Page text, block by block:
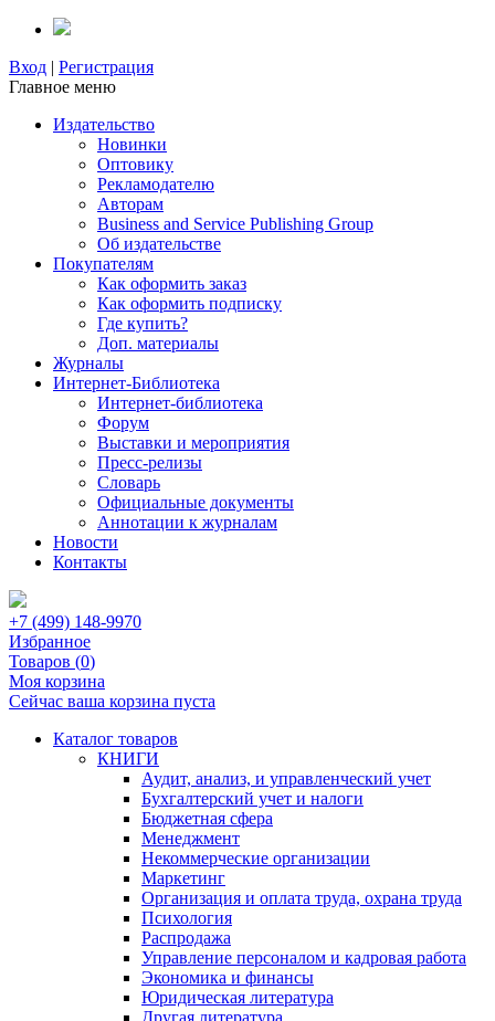
Вход | Регистрация
Главное меню
Издательство
Новинки
Оптовику
Рекламодателю
Авторам
Business and Service Publishing Group
Об издательстве
Покупателям
Как оформить заказ
Как оформить подписку
Где купить?
Доп. материалы
Журналы
Интернет-Библиотека
Интернет-библиотека
Форум
Выставки и мероприятия
Пресс-релизы
Словарь
Официальные документы
Аннотации к журналам
Новости
Контакты
+7 (499) 148-9970
Избранное
Товаров (0)
Моя корзина
Сейчас ваша корзина пуста
Каталог товаров
КНИГИ
Аудит, анализ, и управленческий учет
Бухгалтерский учет и налоги
Бюджетная сфера
Менеджмент
Некоммерческие организации
Маркетинг
Организация и оплата труда, охрана труда
Психология
Распродажа
Управление персоналом и кадровая работа
Экономика и финансы
Юридическая литература
Другая литература